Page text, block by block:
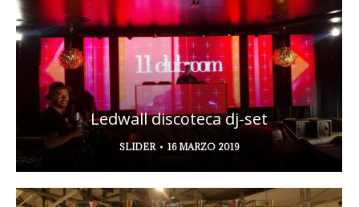
Ledwall discoteca dj-set
SLIDER 16 MARZO 2019